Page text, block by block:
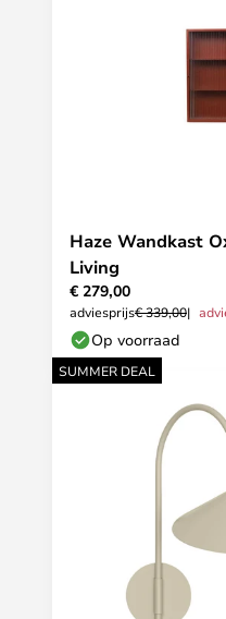
Haze Wandkast
Living
€ 279,00
adviesprijs€ 339,00
Op voorraad
SUMMER DEAL